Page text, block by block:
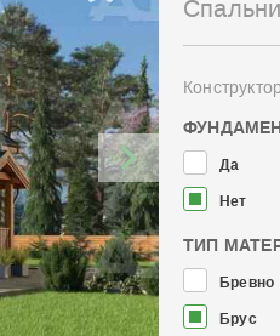
Да
Нет
ТИП
Бревно
Брус